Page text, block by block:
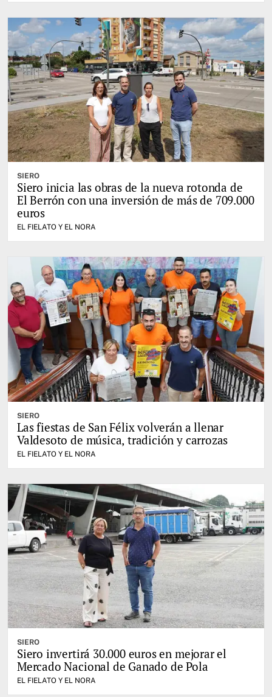
SIERO
Siero inicia las obras de la nueva rotonda de
El Berrón con una inversión de más de 709.000
euros
EL FIELATO Y EL NORA
SIERO
Las fiestas de San Félix volverán a llenar
Valdesoto de música, tradición y carrozas
EL FIELATO Y EL NORA
SIERO
Siero invertirá 30.000 euros en mejorar el
Mercado Nacional de Ganado de Pola
EL FIELATO Y EL NORA